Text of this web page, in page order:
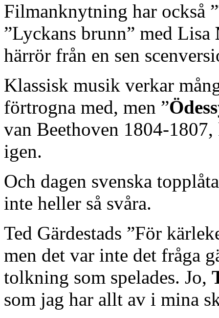
Filmanknytning har också
”Lyckans brunn” med Lisa
härrör från en sen
Klassisk musik verkar
förtrogna med, men ”
van Beethoven 1804-1807,
igen.
Och dagen svenska
inte heller så svåra.
Ted Gärdestads ”För
men det var inte det fråga
tolkning som spelades. Jo,
som jag har allt av i mina